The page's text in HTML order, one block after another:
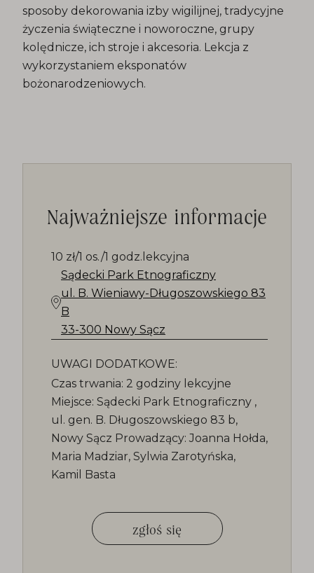
sposoby dekorowania izby wigilijnej, tradycyjne
życzenia świąteczne i noworoczne, grupy
kolędnicze, ich stroje i akcesoria. Lekcja z
wykorzystaniem eksponatów
bożonarodzeniowych.
Najważniejsze informacje
10 zł/1 os./1 godz.lekcyjna
Sądecki Park Etnograficzny
ul. B. Wieniawy-Długoszowskiego 83
B
33-300 Nowy Sącz
UWAGI DODATKOWE:
Czas trwania: 2 godziny lekcyjne
Miejsce: Sądecki Park Etnograficzny ,
ul. gen. B. Długoszowskiego 83 b,
Nowy Sącz Prowadzący: Joanna Hołda,
Maria Madziar, Sylwia Zarotyńska,
Kamil Basta
zgłoś się